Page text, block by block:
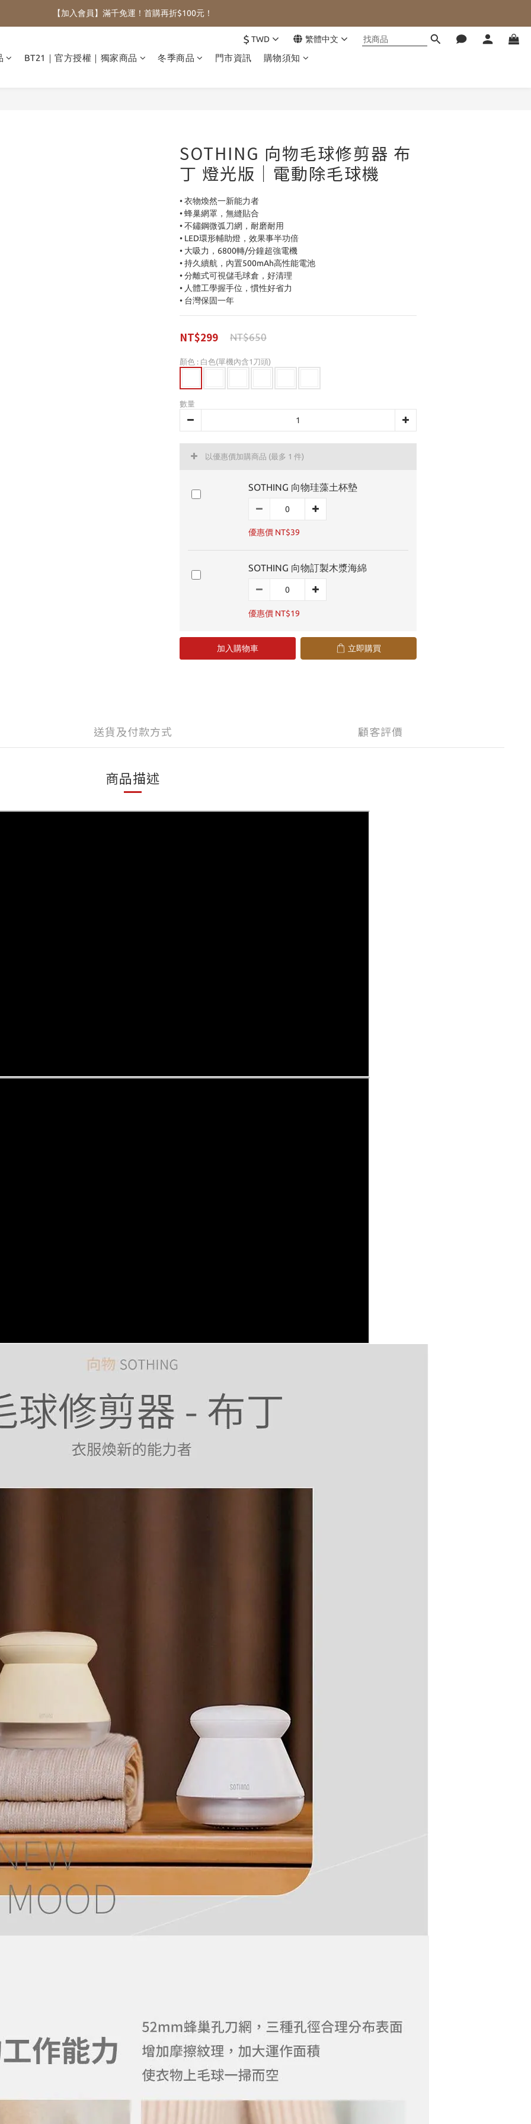
【加入會員】滿千免運！首購再折$100元！
$ TWD 繁體中文
BT21｜官方授權｜獨家商品 冬季商品 門市資訊 購物須知
SOTHING 向物毛球修剪器 布
丁 燈光版｜電動除毛球機
• 衣物煥然一新能力者
• 蜂巢網罩，無縫貼合
• 不鏽鋼微弧刀網，耐磨耐用
• LED環形輔助燈，效果事半功倍
• 大吸力，6800轉/分鐘超強電機
• 持久續航，內置500mAh高性能電池
• 分離式可視儲毛球倉，好清理
• 人體工學握手位，慣性好省力
• 台灣保固一年
NT$650
NT$299
顏色 : 白色(單機內含1刀頭)
數量
以優惠價加購商品 (最多 1 件)
SOTHING 向物珪藻土杯墊
優惠價 NT$39
SOTHING 向物訂製木漿海綿
優惠價 NT$19
加入購物車 立即購買
送貨及付款方式 顧客評價
商品描述